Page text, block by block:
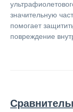
значительную
помогает
повреждение